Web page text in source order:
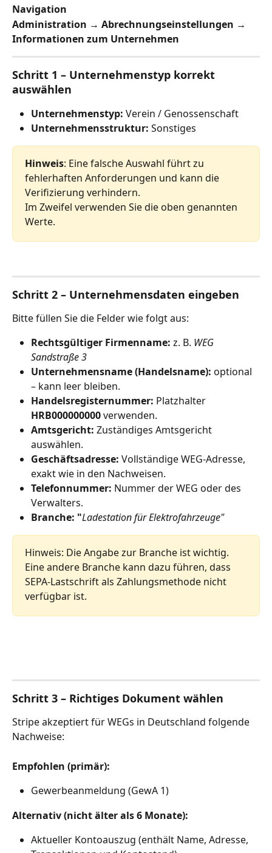
Navigation
Administration → Abrechnungseinstellungen →
Informationen zum Unternehmen
Schritt 1 – Unternehmenstyp korrekt
auswählen
Unternehmenstyp: Verein / Genossenschaft
Unternehmensstruktur: Sonstiges
Hinweis: Eine falsche Auswahl führt zu
fehlerhaften Anforderungen und kann die
Verifizierung verhindern.
Im Zweifel verwenden Sie die oben genannten
Werte.
Schritt 2 – Unternehmensdaten eingeben
Bitte füllen Sie die Felder wie folgt aus:
Rechtsgültiger Firmenname: z. B. WEG
Sandstraße 3
Unternehmensname (Handelsname): optional
– kann leer bleiben.
Handelsregisternummer: Platzhalter
HRB000000000 verwenden.
Amtsgericht: Zuständiges Amtsgericht
auswählen.
Geschäftsadresse: Vollständige WEG‑Adresse,
exakt wie in den Nachweisen.
Telefonnummer: Nummer der WEG oder des
Verwalters.
Branche: "Ladestation für Elektrofahrzeuge"
Hinweis: Die Angabe zur Branche ist wichtig.
Eine andere Branche kann dazu führen, dass
SEPA-Lastschrift als Zahlungsmethode nicht
verfügbar ist.
Schritt 3 – Richtiges Dokument wählen
Stripe akzeptiert für WEGs in Deutschland folgende
Nachweise:
Empfohlen (primär):
Gewerbeanmeldung (GewA 1)
Alternativ (nicht älter als 6 Monate):
Aktueller Kontoauszug (enthält Name, Adresse,